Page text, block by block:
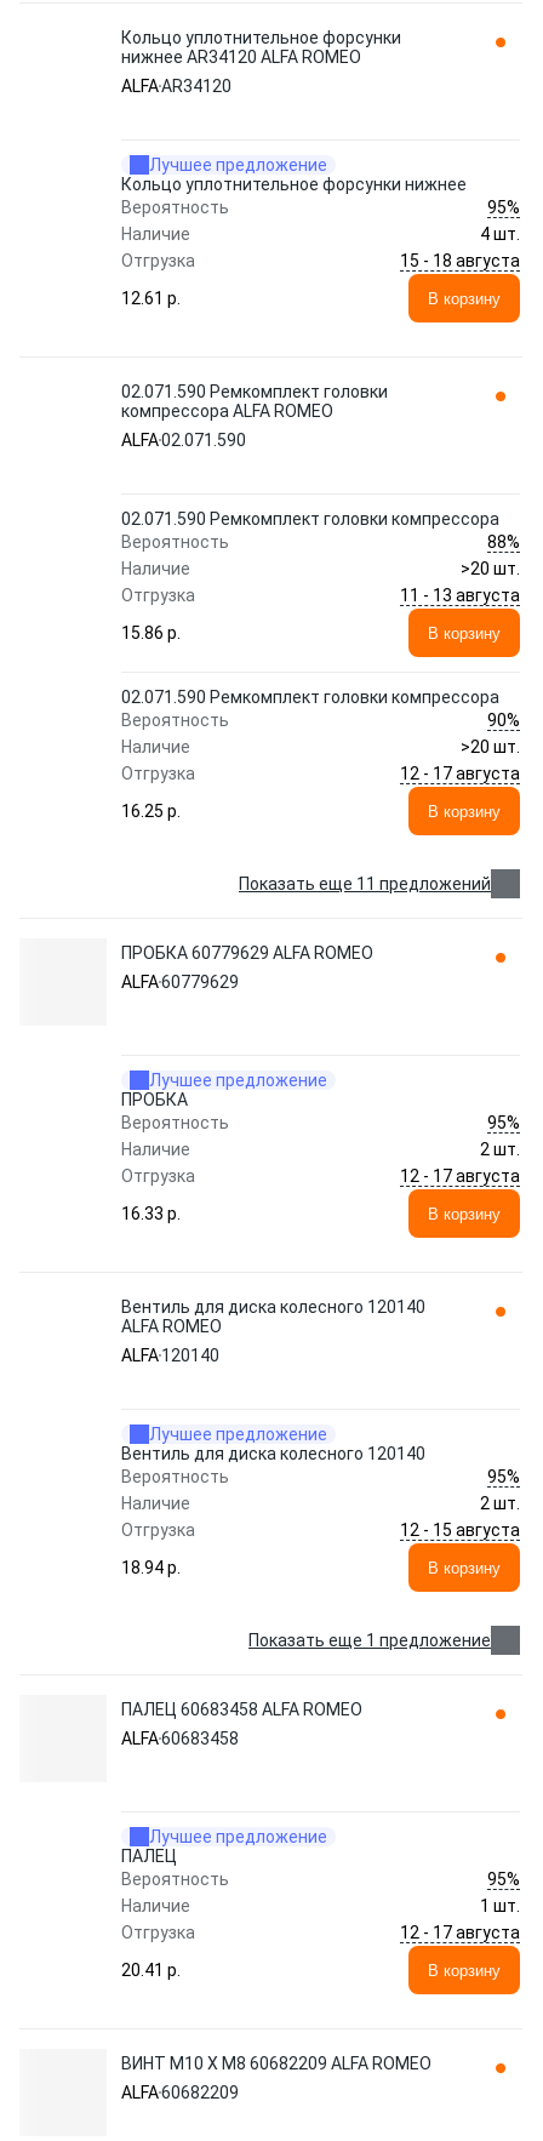
Кольцо уплотнительное форсунки
нижнее AR34120 ALFA ROMEO
ALFAAR34120
Лучшее предложение
Кольцо уплотнительное форсунки нижнее
Вероятность
95%
Наличие
4 шт.
Отгрузка
15 - 18 августа
12.61 p.
В корзину
02.071.590 Ремкомплект головки
компрессора ALFA ROMEO
ALFA02.071.590
02.071.590 Ремкомплект головки компрессора
Вероятность
88%
Наличие
>20 шт.
Отгрузка
11 - 13 августа
15.86 p.
В корзину
02.071.590 Ремкомплект головки компрессора
Вероятность
90%
Наличие
>20 шт.
Отгрузка
12 - 17 августа
16.25 p.
В корзину
Показать еще 11 предложений
ПРОБКА 60779629 ALFA ROMEO
ALFA60779629
Лучшее предложение
ПРОБКА
Вероятность
95%
Наличие
2 шт.
Отгрузка
12 - 17 августа
16.33 p.
В корзину
Вентиль для диска колесного 120140
ALFA ROMEO
ALFA120140
Лучшее предложение
Вентиль для диска колесного 120140
Вероятность
95%
Наличие
2 шт.
Отгрузка
12 - 15 августа
18.94 p.
В корзину
Показать еще 1 предложение
ПАЛЕЦ 60683458 ALFA ROMEO
ALFA60683458
Лучшее предложение
ПАЛЕЦ
Вероятность
95%
Наличие
1 шт.
Отгрузка
12 - 17 августа
20.41 p.
В корзину
ВИНТ M10 X M8 60682209 ALFA ROMEO
ALFA60682209